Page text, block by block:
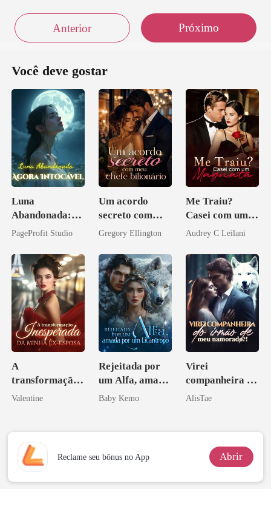
Anterior Próximo
Você deve gostar
Luna
Abandonada:
Agora Intocável
PageProfit Studio
Um acordo
secreto com
meu chefe
Gregory Ellington
Me Traiu?
Casei com um
Magnata
Audrey C Leilani
A
transformação
inesperada da
Valentine
Rejeitada por
um Alfa, amada
por um
Baby Kemo
Virei
companheira do
irmão de meu
AlisTae
Reclame seu bônus no App Abrir